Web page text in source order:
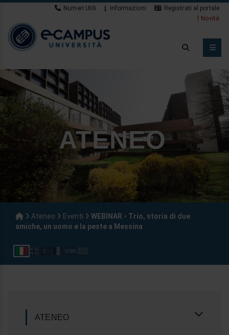
Numeri Utili Informazioni
Registrati al portale
Novità
ATENEO
Ateneo Eventi
WEBINAR - Trio, storia di due
amiche, un uomo e la peste a Messina
ATENEO